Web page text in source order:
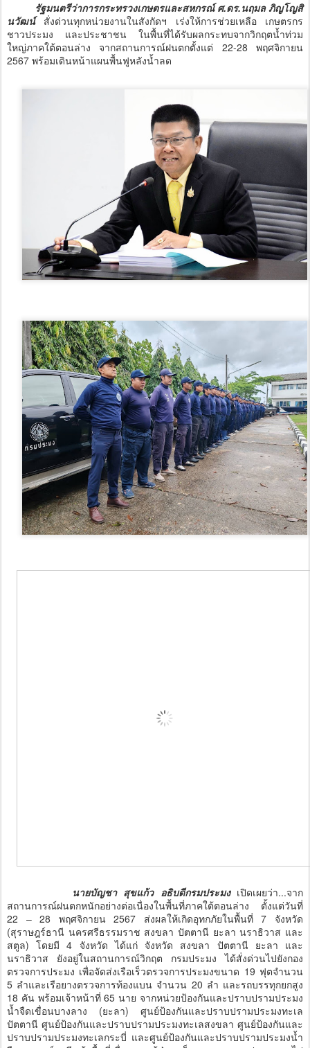
รัฐมนตรีว่าการกระทรวงเกษตรและสหกรณ์ ศ.ดร.นฤมล ภิญโญสิ
นวัฒน์ สั่งด่วนทุกหน่วยงานในสังกัดฯ เร่งให้การช่วยเหลือ เกษตรกร
ชาวประมง และประชาชน ในพื้นที่ได้รับผลกระทบจากวิกฤตน้ำท่วม
ใหญ่ภาคใต้ตอนล่าง จากสถานการณ์ฝนตกตั้งแต่ 22-28 พฤศจิกายน
2567 พร้อมเดินหน้าแผนพื้นฟูหลังน้ำลด
นายบัญชา สุขแก้ว อธิบดีกรมประมงเปิดเผยว่า...จาก
สถานการณ์ฝนตกหนักอย่างต่อเนื่องในพื้นที่ภาคใต้ตอนล่าง ตั้งแต่วันที่
22 – 28 พฤศจิกายน 2567 ส่งผลให้เกิดอุทกภัยในพื้นที่ 7 จังหวัด
(สุราษฎร์ธานี นครศรีธรรมราช สงขลา ปัตตานี ยะลา นราธิวาส และ
สตูล) โดยมี 4 จังหวัด ได้แก่ จังหวัด สงขลา ปัตตานี ยะลา และ
นราธิวาส ยังอยู่ในสถานการณ์วิกฤต กรมประมง ได้สั่งด่วนไปยังกอง
ตรวจการประมง เพื่อจัดส่งเรือเร็วตรวจการประมงขนาด 19 ฟุตจำนวน
5 ลำและเรือยางตรวจการท้องแบน จำนวน 20 ลำ และรถบรรทุกยกสูง
18 คัน พร้อมเจ้าหน้าที่ 65 นาย จากหน่วยป้องกันและปราบปรามประมง
น้ำจืดเขื่อนบางลาง (ยะลา) ศูนย์ป้องกันและปราบปรามประมงทะเล
ปัตตานี ศูนย์ป้องกันและปราบปรามประมงทะเลสงขลา ศูนย์ป้องกันและ
ปราบปรามประมงทะเลกระบี่ และศูนย์ป้องกันและปราบปรามประมงน้ำ